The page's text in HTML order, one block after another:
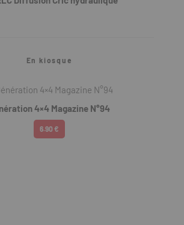
En kiosque
4×4 Magazine N°94
6.90 €